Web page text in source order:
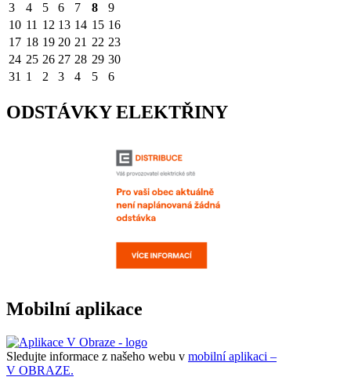
3
4 5 6 7 8
9
10 11 12 13 14 15 16
17 18 19 20 21 22 23
24 25 26 27 28 29 30
31 1 2 3 4 5 6
ODSTÁVKY ELEKTŘINY
Mobilní aplikace
Sledujte informace z našeho webu v mobilní aplikaci –
V OBRAZE.